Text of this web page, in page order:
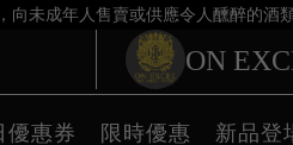
向未成年人售賣或供應令人醺醉的酒
ON
優惠券 限時優惠 新品登